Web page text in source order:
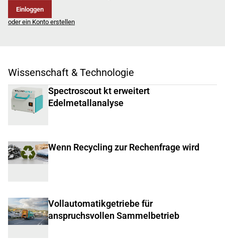
Einloggen
oder ein Konto erstellen
Wissenschaft & Technologie
Spectroscout kt erweitert
Edelmetallanalyse
Wenn Recycling zur Rechenfrage wird
Vollautomatikgetriebe für
anspruchsvollen Sammelbetrieb